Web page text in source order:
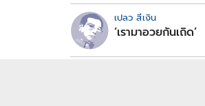
เปลว สีเงิน
‘เรามาอวยกันเถิด’